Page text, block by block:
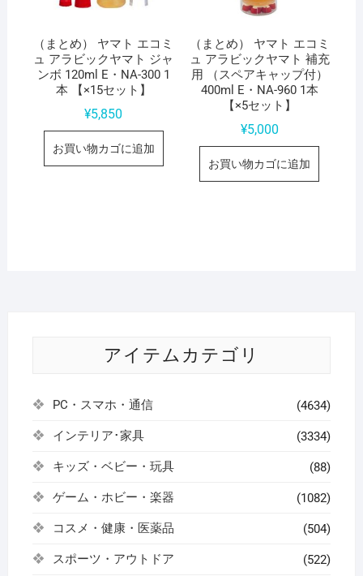
（まとめ） ヤマト エコミ
ュ アラビックヤマト ジャ
ンボ 120ml E・NA-300 1
本 【×15セット】
¥5,850
お買い物カゴに追加
（まとめ） ヤマト エコミ
ュ アラビックヤマト 補充
用 （スペアキャップ付）
400ml E・NA-960 1本
【×5セット】
¥5,000
お買い物カゴに追加
アイテムカテゴリ
PC・スマホ・通信 (4634)
インテリア･家具 (3334)
キッズ・ベビー・玩具 (88)
ゲーム・ホビー・楽器 (1082)
コスメ・健康・医薬品 (504)
スポーツ・アウトドア (522)